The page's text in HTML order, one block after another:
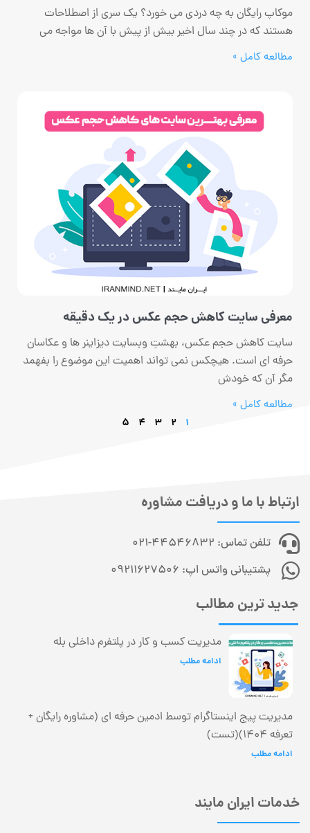
موکاپ رایگان به چه دردی می خورد؟ یک سری از اصطلاحات
هستند که در چند سال اخیر بیش از پیش با آن ها مواجه می
مطالعه کامل »
معرفی سایت کاهش حجم عکس در یک دقیقه
سایت کاهش حجم عکس، بهشتِ وبسایت دیزاینر ها و عکاسان
حرفه ای است. هیچکس نمی تواند اهمیت این موضوع را بفهمد
مگر آن که خودش
مطالعه کامل »
1
2
3
4
5
ارتباط با ما و دریافت مشاوره
تلفن تماس: 44546832-021
پشتیبانی واتس اپ: 09211627506
جدید ترین مطالب
مدیریت کسب و کار در پلتفرم داخلی بله
ادامه مطلب
مدیریت پیج اینستاگرام توسط ادمین حرفه ای (مشاوره رایگان +
تعرفه 1404)(تست)
ادامه مطلب
خدمات ایران مایند